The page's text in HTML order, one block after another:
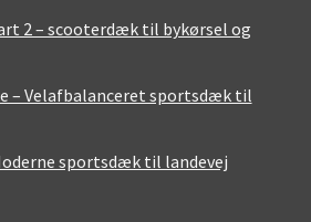
2 – scooterdæk til bykørsel og
– Velafbalanceret sportsdæk til
sportsdæk til landevej